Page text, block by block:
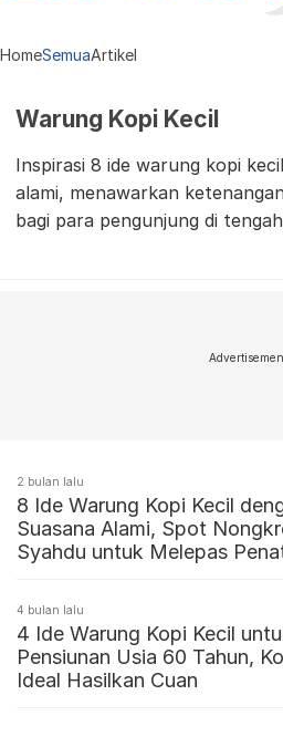
HomeSemuaArtikel
Warung Kopi Kecil
Inspirasi 8 ide warung kopi
alami, menawarkan
bagi para pengunjung di
2 bulan lalu
8 Ide Warung Kopi Kecil
Suasana Alami, Spot
Syahdu untuk Melepas
4 bulan lalu
4 Ide Warung Kopi Kecil
Pensiunan Usia 60 Tahun,
Ideal Hasilkan Cuan